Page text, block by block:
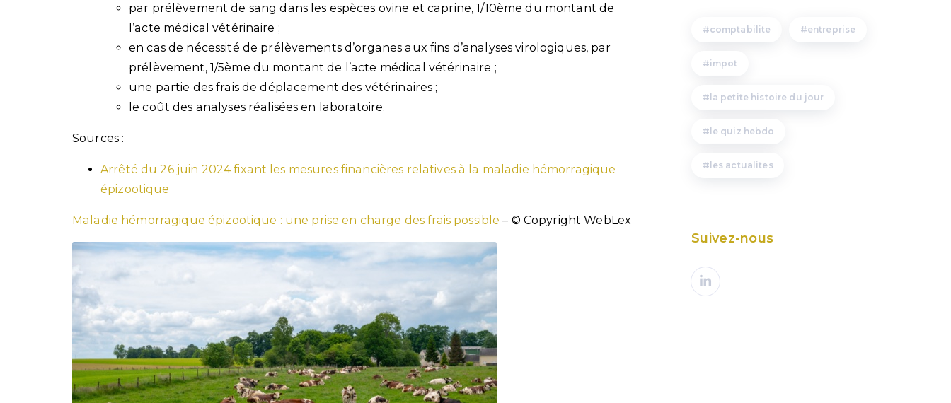
par prélèvement de sang dans les espèces ovine et caprine, 1/10ème du montant de
l’acte médical vétérinaire ;
en cas de nécessité de prélèvements d’organes aux fins d’analyses virologiques, par
prélèvement, 1/5ème du montant de l’acte médical vétérinaire ;
une partie des frais de déplacement des vétérinaires ;
le coût des analyses réalisées en laboratoire.
Sources :
Arrêté du 26 juin 2024 fixant les mesures financières relatives à la maladie hémorragique
épizootique
Maladie hémorragique épizootique : une prise en charge des frais possible – © Copyright WebLex
comptabilite entreprise
impot
la petite histoire du jour
le quiz hebdo
les actualites
Suivez-nous